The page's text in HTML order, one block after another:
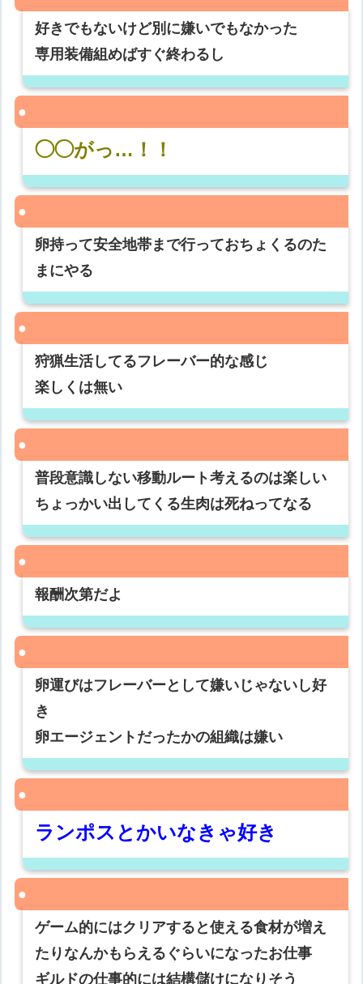
好きでもないけど別に嫌いでもなかった
専用装備組めばすぐ終わるし
◯◯がっ…！！
卵持って安全地帯まで行っておちょくるのた
まにやる
狩猟生活してるフレーバー的な感じ
楽しくは無い
普段意識しない移動ルート考えるのは楽しい
ちょっかい出してくる生肉は死ねってなる
報酬次第だよ
卵運びはフレーバーとして嫌いじゃないし好
き
卵エージェントだったかの組織は嫌い
ランポスとかいなきゃ好き
ゲーム的にはクリアすると使える食材が増え
たりなんかもらえるぐらいになったお仕事
ギルドの仕事的には結構儲けになりそう